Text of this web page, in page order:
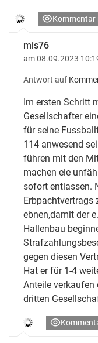
Kommentar
mis76
am 08.09.2023
Antwort auf
Im ersten Schritt
Gesellschafter
für seine
114 anwesend
führen mit den
machen eie
sofort entlassen.
Erbpachtvertrags
ebnen,damit der
Hallenbau
gegen diesen
Hat er für 1-4
Anteile verkaufen
dritten